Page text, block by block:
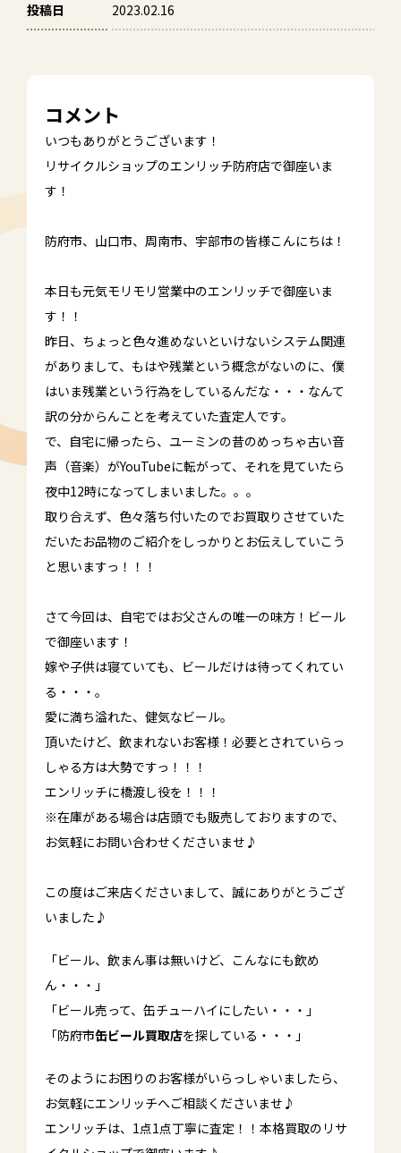
投稿日 2023.02.16
コメント
いつもありがとうございます！
リサイクルショップのエンリッチ防府店で御座いま
す！
防府市、山口市、周南市、宇部市の皆様こんにちは！
本日も元気モリモリ営業中のエンリッチで御座いま
す！！
昨日、ちょっと色々進めないといけないシステム関連
がありまして、もはや残業という概念がないのに、僕
はいま残業という行為をしているんだな・・・なんて
訳の分からんことを考えていた査定人です。
で、自宅に帰ったら、ユーミンの昔のめっちゃ古い音
声（音楽）がYouTubeに転がって、それを見ていたら
夜中12時になってしまいました。。。
取り合えず、色々落ち付いたのでお買取りさせていた
だいたお品物のご紹介をしっかりとお伝えしていこう
と思いますっ！！！
さて今回は、自宅ではお父さんの唯一の味方！ビール
で御座います！
嫁や子供は寝ていても、ビールだけは待ってくれてい
る・・・。
愛に満ち溢れた、健気なビール。
頂いたけど、飲まれないお客様！必要とされていらっ
しゃる方は大勢ですっ！！！
エンリッチに橋渡し役を！！！
※在庫がある場合は店頭でも販売しておりますので、
お気軽にお問い合わせくださいませ♪
この度はご来店くださいまして、誠にありがとうござ
いました♪
「ビール、飲まん事は無いけど、こんなにも飲め
ん・・・」
「ビール売って、缶チューハイにしたい・・・」
「防府市缶ビール買取店を探している・・・」
そのようにお困りのお客様がいらっしゃいましたら、
お気軽にエンリッチへご相談くださいませ♪
エンリッチは、1点1点丁寧に査定！！本格買取のリサ